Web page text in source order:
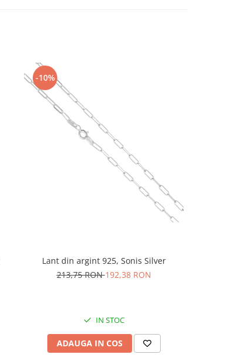
-10%
Lant din argint 925, Sonis Silver
213,75 RON192,38 RON
IN STOC
ADAUGA IN COS